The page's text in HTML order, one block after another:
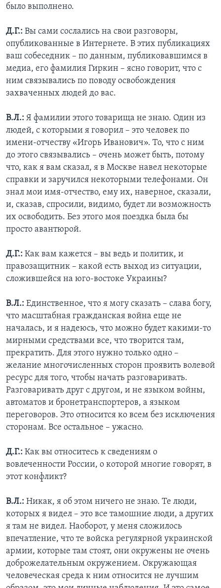
было выполнено.
Д.Г.: Вы сами сослались на свои разговоры,
опубликованные в Интернете. В этих публикациях
ваш собеседник – по данным, публиковавшимся в
медиа, его фамилия Гиркин – ясно говорит, что с
ним связывались по поводу освобождения
захваченных людей до вас.
В.Л.: Я фамилии этого товарища не знаю. Один из
людей, с которыми я говорил – это человек по
имени-отчеству «Игорь Иванович». То, что с ним
до этого связывались – очень может быть, потому
что, как я вам сказал, я в Москве навел некоторые
справки и заручился некоторыми телефонами. Он
знал мои имя-отчество, ему их, наверное, сказали,
и, сказав, спросили, видимо, будет ли возможность
их освободить. Без этого моя поездка была бы
просто авантюрой.
Д.Г.: Как вам кажется – вы ведь и политик, и
правозащитник – какой есть выход из ситуации,
сложившейся на юго-востоке Украины?
В.Л.: Единственное, что я могу сказать – слава богу,
что масштабная гражданская война еще не
началась, и я надеюсь, что можно будет какими-то
мирными средствами все, что творится там,
прекратить. Для этого нужно только одно –
желание многочисленных сторон проявить волевой
ресурс для того, чтобы начать разговаривать.
Разговаривать друг с другом, и не языком войны,
автоматов и бронетранспортеров, а языком
переговоров. Это относится ко всем без исключения
сторонам. Все остальное – ужасно.
Д.Г.: Как вы относитесь к сведениям о
вовлеченности России, о которой многие говорят, в
этот конфликт?
В.Л.: Никак, я об этом ничего не знаю. Те люди,
которых я видел – это все тамошние люди, а других
я там не видел. Наоборот, у меня сложилось
впечатление, что те войска регулярной украинской
армии, которые там стоят, они окружены не очень
доброжелательным окружением. Окружающая
человеческая среда к ним относится не лучшим